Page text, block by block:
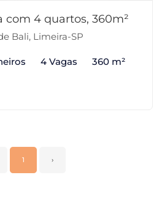
com 4 quartos, 360m²
Bali, Limeira-SP
4 Vagas 360 m²
1 ›